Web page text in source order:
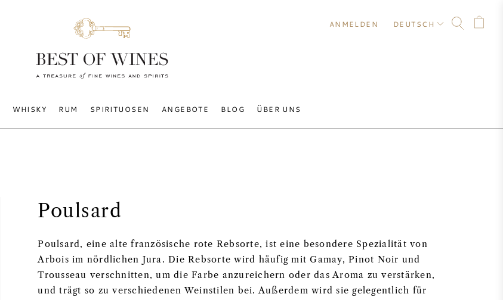
WHISKY RUM SPIRITUOSEN ANGEBOTE BLOG ÜBER UNS
ANMELDEN DEUTSCH
Poulsard
Poulsard, eine alte französische rote Rebsorte, ist eine besondere Spezialität von
Arbois im nördlichen Jura. Die Rebsorte wird häufig mit Gamay, Pinot Noir und
Trousseau verschnitten, um die Farbe anzureichern oder das Aroma zu verstärken,
und trägt so zu verschiedenen Weinstilen bei. Außerdem wird sie gelegentlich für